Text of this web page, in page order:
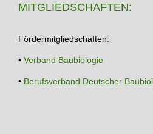
MITGLIEDSCHAFTEN:
Fördermitgliedschaften:
• Verband Baubiologie
• Berufsverband Deutscher